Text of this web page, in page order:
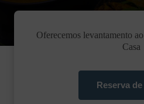
Oferecemos levantamento
Casa
Reserva